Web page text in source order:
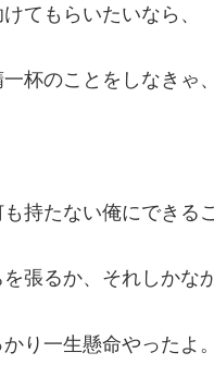
てもらいたいなら、
杯のことをしなきゃ
持たない俺にできる
張るか、それしかな
り一生懸命やったよ。